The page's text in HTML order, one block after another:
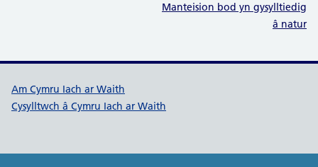
Manteision bod yn gysylltiedig
â natur
Dolenni cymorth Cymru Iach ar
Am Cymru Iach ar Waith
Cysylltwch â Cymru Iach ar Waith